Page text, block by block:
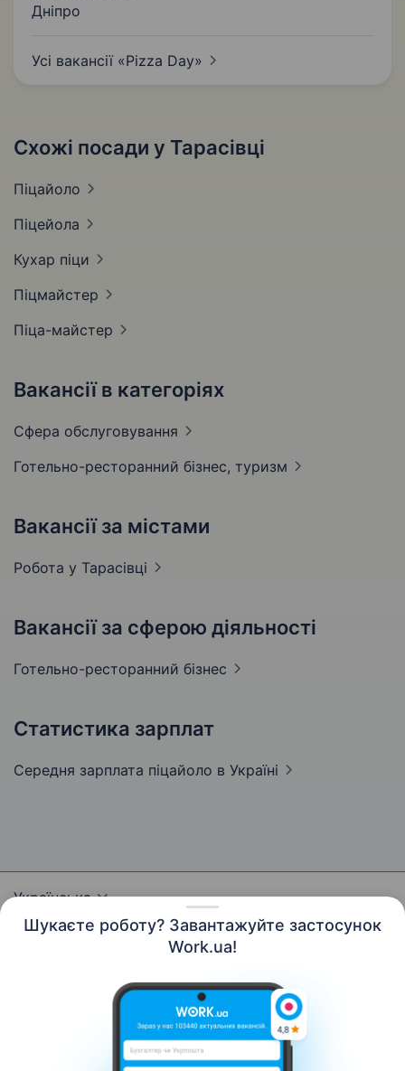
Шукаєте роботу? Завантажуйте застосунок
Work.ua!
Дніпро
Усі вакансії «Pizza Day»
Схожі посади у Тарасівці
Піцайоло
Піцейола
Кухар піци
Піцмайстер
Піца-майстер
Вакансії в категоріях
Сфера обслуговування
Готельно-ресторанний бізнес, туризм
Вакансії за містами
Робота у Тарасівці
Вакансії за сферою діяльності
Готельно-ресторанний бізнес
Статистика зарплат
Середня зарплата піцайоло в Україні
Українська
Контакти Про нас
Кар’єра